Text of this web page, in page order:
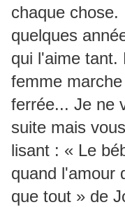
chaque
quelques
qui l'aime tant.
femme
ferrée... Je ne
suite mais
lisant : « Le
quand l'amour
que tout » de